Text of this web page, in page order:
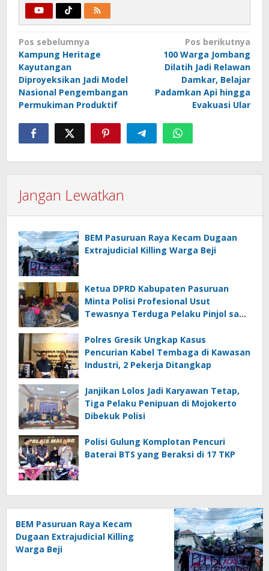
Navigasi
pos
Pos sebelumnya
Kampung Heritage
Kayutangan
Diproyeksikan Jadi Model
Nasional Pengembangan
Permukiman Produktif
Pos berikutnya
100 Warga Jombang
Dilatih Jadi Relawan
Damkar, Belajar
Padamkan Api hingga
Evakuasi Ular
Jangan Lewatkan
BEM Pasuruan Raya Kecam Dugaan
Extrajudicial Killing Warga Beji
Ketua DPRD Kabupaten Pasuruan
Minta Polisi Profesional Usut
Tewasnya Terduga Pelaku Pinjol saat
Polres Gresik Ungkap Kasus
Pencurian Kabel Tembaga di Kawasan
Industri, 2 Pekerja Ditangkap
Janjikan Lolos Jadi Karyawan Tetap,
Tiga Pelaku Penipuan di Mojokerto
Dibekuk Polisi
Polisi Gulung Komplotan Pencuri
Baterai BTS yang Beraksi di 17 TKP
BEM Pasuruan Raya Kecam
Dugaan Extrajudicial Killing
Warga Beji